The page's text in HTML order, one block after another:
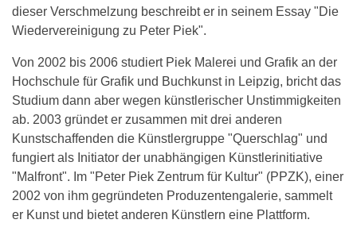
dieser Verschmelzung beschreibt er in seinem Essay "Die
Wiedervereinigung zu Peter Piek".
Von 2002 bis 2006 studiert Piek Malerei und Grafik an der
Hochschule für Grafik und Buchkunst in Leipzig, bricht das
Studium dann aber wegen künstlerischer Unstimmigkeiten
ab. 2003 gründet er zusammen mit drei anderen
Kunstschaffenden die Künstlergruppe "Querschlag" und
fungiert als Initiator der unabhängigen Künstlerinitiative
"Malfront". Im "Peter Piek Zentrum für Kultur" (PPZK), einer
2002 von ihm gegründeten Produzentengalerie, sammelt
er Kunst und bietet anderen Künstlern eine Plattform.